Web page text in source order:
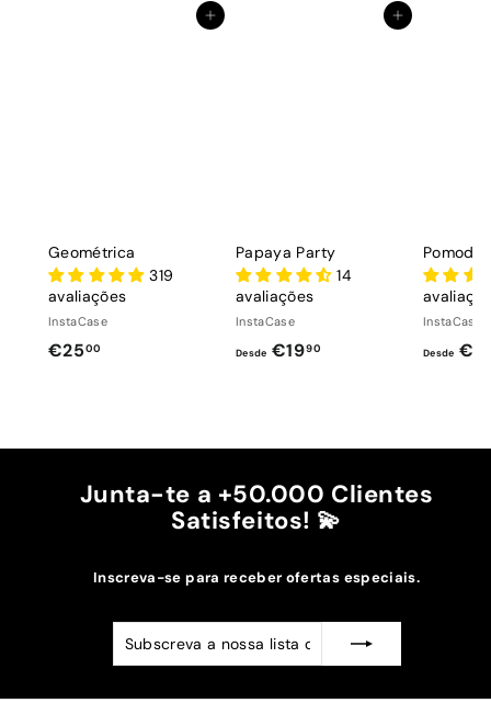
Adicionar ao Carrinho de Compras
Geométrica
319
avaliações
InstaCase
€2500
0
Adicionar ao Carrinho de Compras
Papaya Party
14
avaliações
InstaCase
Desde €1990D
€
1
,
0
InstaCase
Desde
Junta-te a +50.000 Clientes
Satisfeitos! 💫
Inscreva-se para receber ofertas especiais.
Subscreva
a
Subscrever